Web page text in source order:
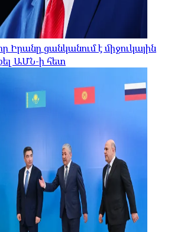
Իրանը ցանկանում է միջուկային
ԱՄՆ-ի հետ